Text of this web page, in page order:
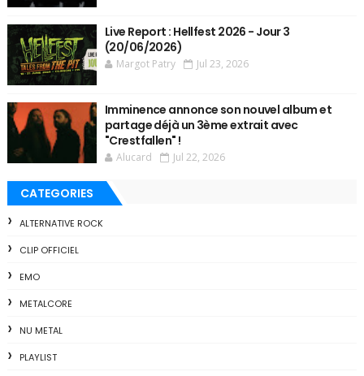
Live Report : Hellfest 2026 - Jour 3
(20/06/2026)
Margot Patry Jul 23, 2026
Imminence annonce son nouvel album et
partage déjà un 3ème extrait avec
"Crestfallen" !
Alucard Jul 22, 2026
CATEGORIES
ALTERNATIVE ROCK
CLIP OFFICIEL
EMO
METALCORE
NU METAL
PLAYLIST